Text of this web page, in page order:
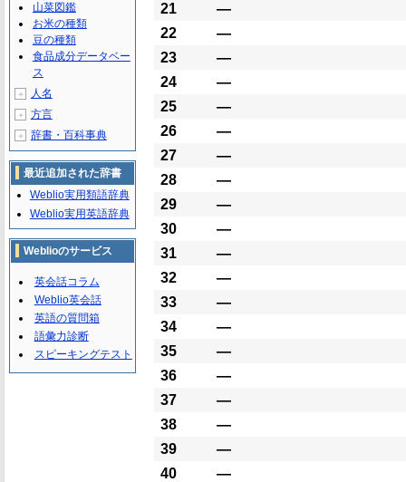
21
―
22
―
23
―
24
―
25
―
26
―
27
―
28
―
29
―
30
―
31
―
32
―
33
―
34
―
35
―
36
―
37
―
38
―
39
―
40
―
山菜図鑑
お米の種類
豆の種類
食品成分データベー
ス
＋ 人名
＋ 方言
＋ 辞書・百科事典
最近追加された辞書
Weblio実用類語辞典
Weblio実用英語辞典
Weblioのサービス
英会話コラム
Weblio英会話
英語の質問箱
語彙力診断
スピーキングテスト